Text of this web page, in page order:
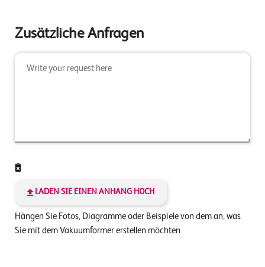
Zusätzliche Anfragen
LADEN SIE EINEN ANHANG HOCH
Hängen Sie Fotos, Diagramme oder Beispiele von dem an, was
Sie mit dem Vakuumformer erstellen möchten